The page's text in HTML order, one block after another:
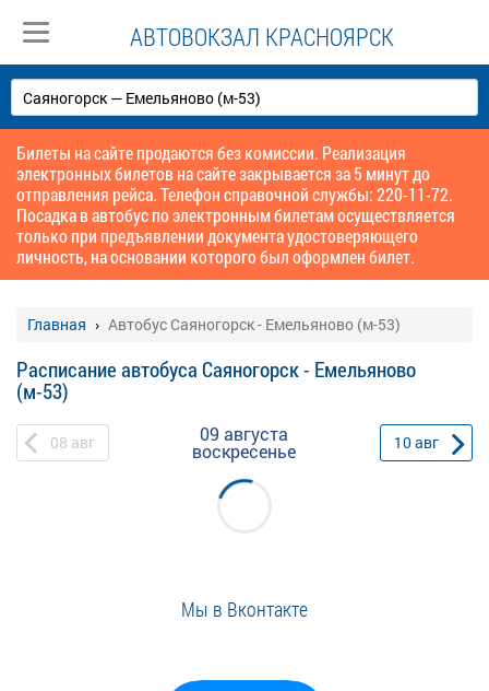
АВТОВОКЗАЛ КРАСНОЯРСК
Билеты на сайте продаются без комиссии. Реализация
электронных билетов на сайте закрывается за 5 минут до
отправления рейса. Телефон справочной службы: 220-11-72.
Посадка в автобус по электронным билетам осуществляется
только при предъявлении документа удостоверяющего
личность, на основании которого был оформлен билет.
Главная Автобус Саяногорск - Емельяново (м-53)
Расписание автобуса Саяногорск - Емельяново
(м-53)
08 авг 09 августа
воскресенье 10авг
Мы в Вконтакте